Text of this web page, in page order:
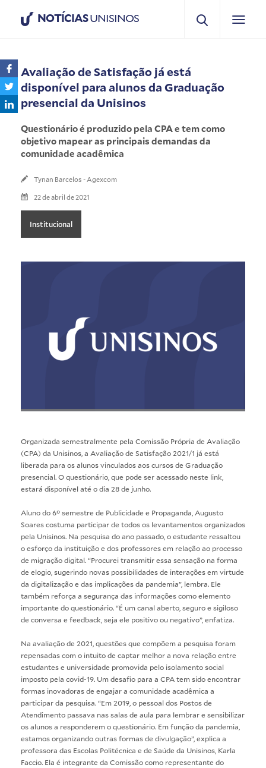
NOTÍCIASUNISINOS
Avaliação de Satisfação já está
disponível para alunos da Graduação
presencial da Unisinos
Questionário é produzido pela CPA e tem como
objetivo mapear as principais demandas da
comunidade acadêmica
Tynan Barcelos - Agexcom
22 de abril de 2021
Institucional
Organizada semestralmente pela Comissão Própria de Avaliação
(CPA) da Unisinos, a Avaliação de Satisfação 2021/1 já está
liberada para os alunos vinculados aos cursos de Graduação
presencial. O questionário, que pode ser acessado neste link
estará disponível até o dia 28 de junho.
Aluno do 6° semestre de Publicidade e Propaganda, Augusto
Soares costuma participar de todos os levantamentos organizados
pela Unisinos. Na pesquisa do ano passado, o estudante ressaltou
o esforço da instituição e dos professores em relação ao processo
de migração digital. “Procurei transmitir essa sensação na forma
de elogio, sugerindo novas possibilidades de interações em virtude
da digitalização e das implicações da pandemia”, lembra. Ele
também reforça a segurança das informações como elemento
importante do questionário. “É um canal aberto, seguro e sigiloso
de conversa e feedback, seja ele positivo ou negativo”, enfatiza.
Na avaliação de 2021, questões que compõem a pesquisa foram
repensadas com o intuito de captar melhor a nova relação entre
estudantes e universidade promovida pelo isolamento social
imposto pela covid-19. Um desafio para a CPA tem sido encontrar
formas inovadoras de engajar a comunidade acadêmica a
participar da pesquisa. “Em 2019, o pessoal dos Postos de
Atendimento passava nas salas de aula para lembrar e sensibilizar
os alunos a responderem o questionário. Em função da pandemia,
estamos organizando outras formas de divulgação”, explica a
professora das Escolas Politécnica e de Saúde da Unisinos, Karla
Faccio. Ela é integrante da Comissão como representante do